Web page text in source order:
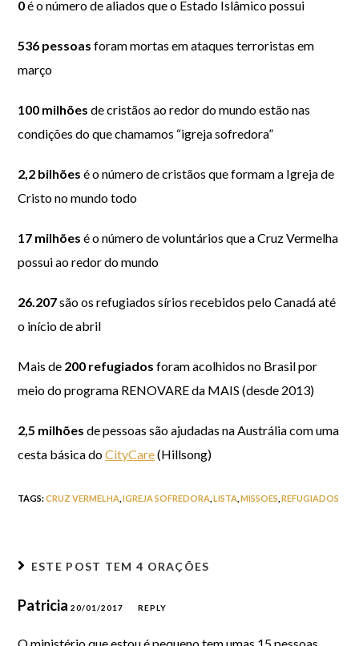
0é o número de aliados que o Estado Islâmico possui
536 pessoas foram mortas em ataques terroristas em
março
100 milhões de cristãos ao redor do mundo estão nas
condições do que chamamos “igreja sofredora”
2,2 bilhões é o número de cristãos que formam a Igreja de
Cristo no mundo todo
17 milhões é o número de voluntários que a Cruz Vermelha
possui ao redor do mundo
26.207são os refugiados sírios recebidos pelo Canadá até
o início de abril
Mais de 200 refugiados foram acolhidos no Brasil por
meio do programa RENOVARE da MAIS (desde 2013)
2,5 milhões de pessoas são ajudadas na Austrália com uma
cesta básica doCityCare(Hillsong)
TAGS:CRUZ VERMELHA IGREJA SOFREDORA LISTA MISSOES REFUGIADOS
ESTE POST TEM 4 ORAÇÕES
Patricia20/01/2017 REPLY